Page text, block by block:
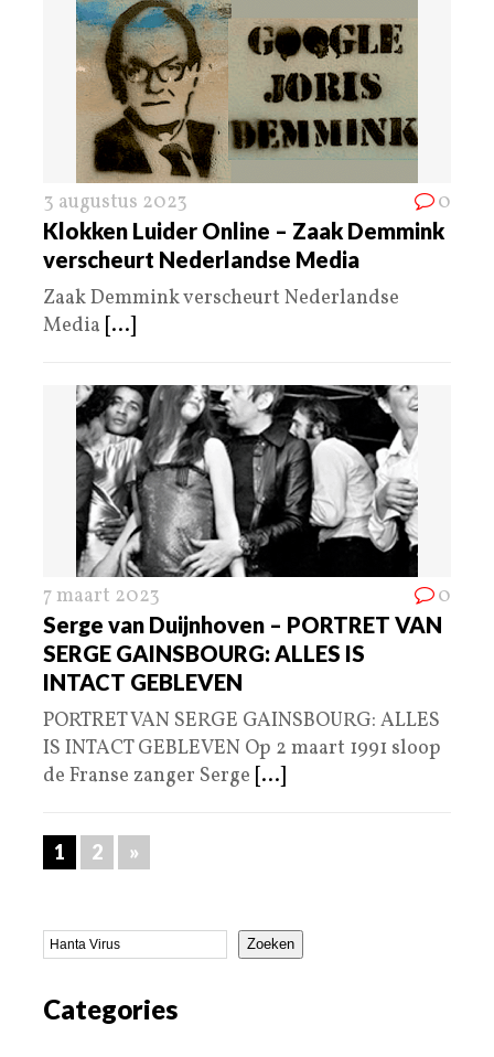
3 augustus 2023 0
Klokken Luider Online – Zaak Demmink
verscheurt Nederlandse Media
Zaak Demmink verscheurt Nederlandse
Media [...]
7 maart 2023 0
Serge van Duijnhoven – PORTRET VAN
SERGE GAINSBOURG: ALLES IS
INTACT GEBLEVEN
PORTRET VAN SERGE GAINSBOURG: ALLES
IS INTACT GEBLEVEN Op 2 maart 1991 sloop
de Franse zanger Serge [...]
1 2 »
Zoeken
Categories